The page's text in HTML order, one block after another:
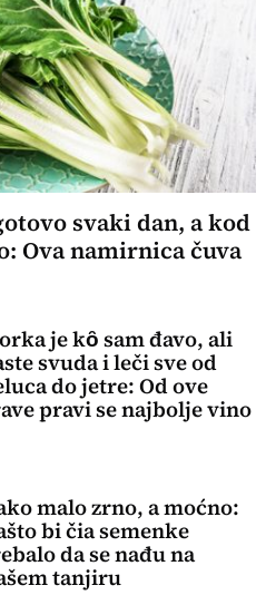
svaki dan, a kod
Ova namirnica čuva
je kȏ sam đavo, ali
svuda i leči sve od
do jetre: Od ove
pravi se najbolje vino
malo zrno, a moćno:
bi čia semenke
da se nađu na
tanjiru